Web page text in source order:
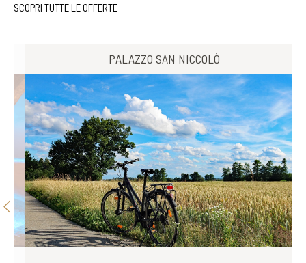
SCOPRI TUTTE LE OFFERTE
PALAZZO SAN NICCOLÒ